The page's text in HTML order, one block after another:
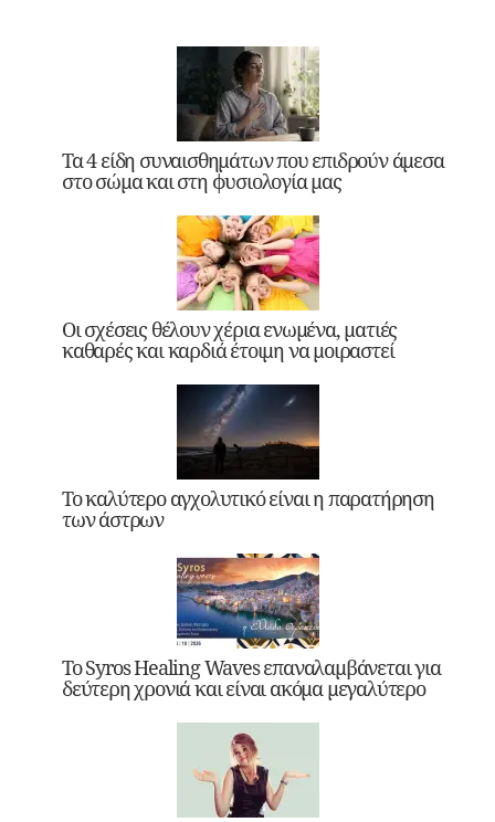
Τα 4 είδη συναισθημάτων που επιδρούν άμεσα
στο σώμα και στη φυσιολογία μας
Οι σχέσεις θέλουν χέρια ενωμένα, ματιές
καθαρές και καρδιά έτοιμη να μοιραστεί
Το καλύτερο αγχολυτικό είναι η παρατήρηση
των άστρων
Το Syros Healing Waves επαναλαμβάνεται για
δεύτερη χρονιά και είναι ακόμα μεγαλύτερο